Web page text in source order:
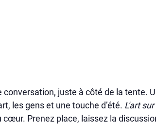
juste à côté de la tente.
les gens et une touche d’été. L'art
Prenez place, laissez la